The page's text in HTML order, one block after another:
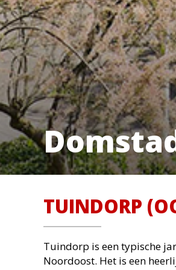
TUINDORP
Tuindorp is een typische
Noordoost. Het is een